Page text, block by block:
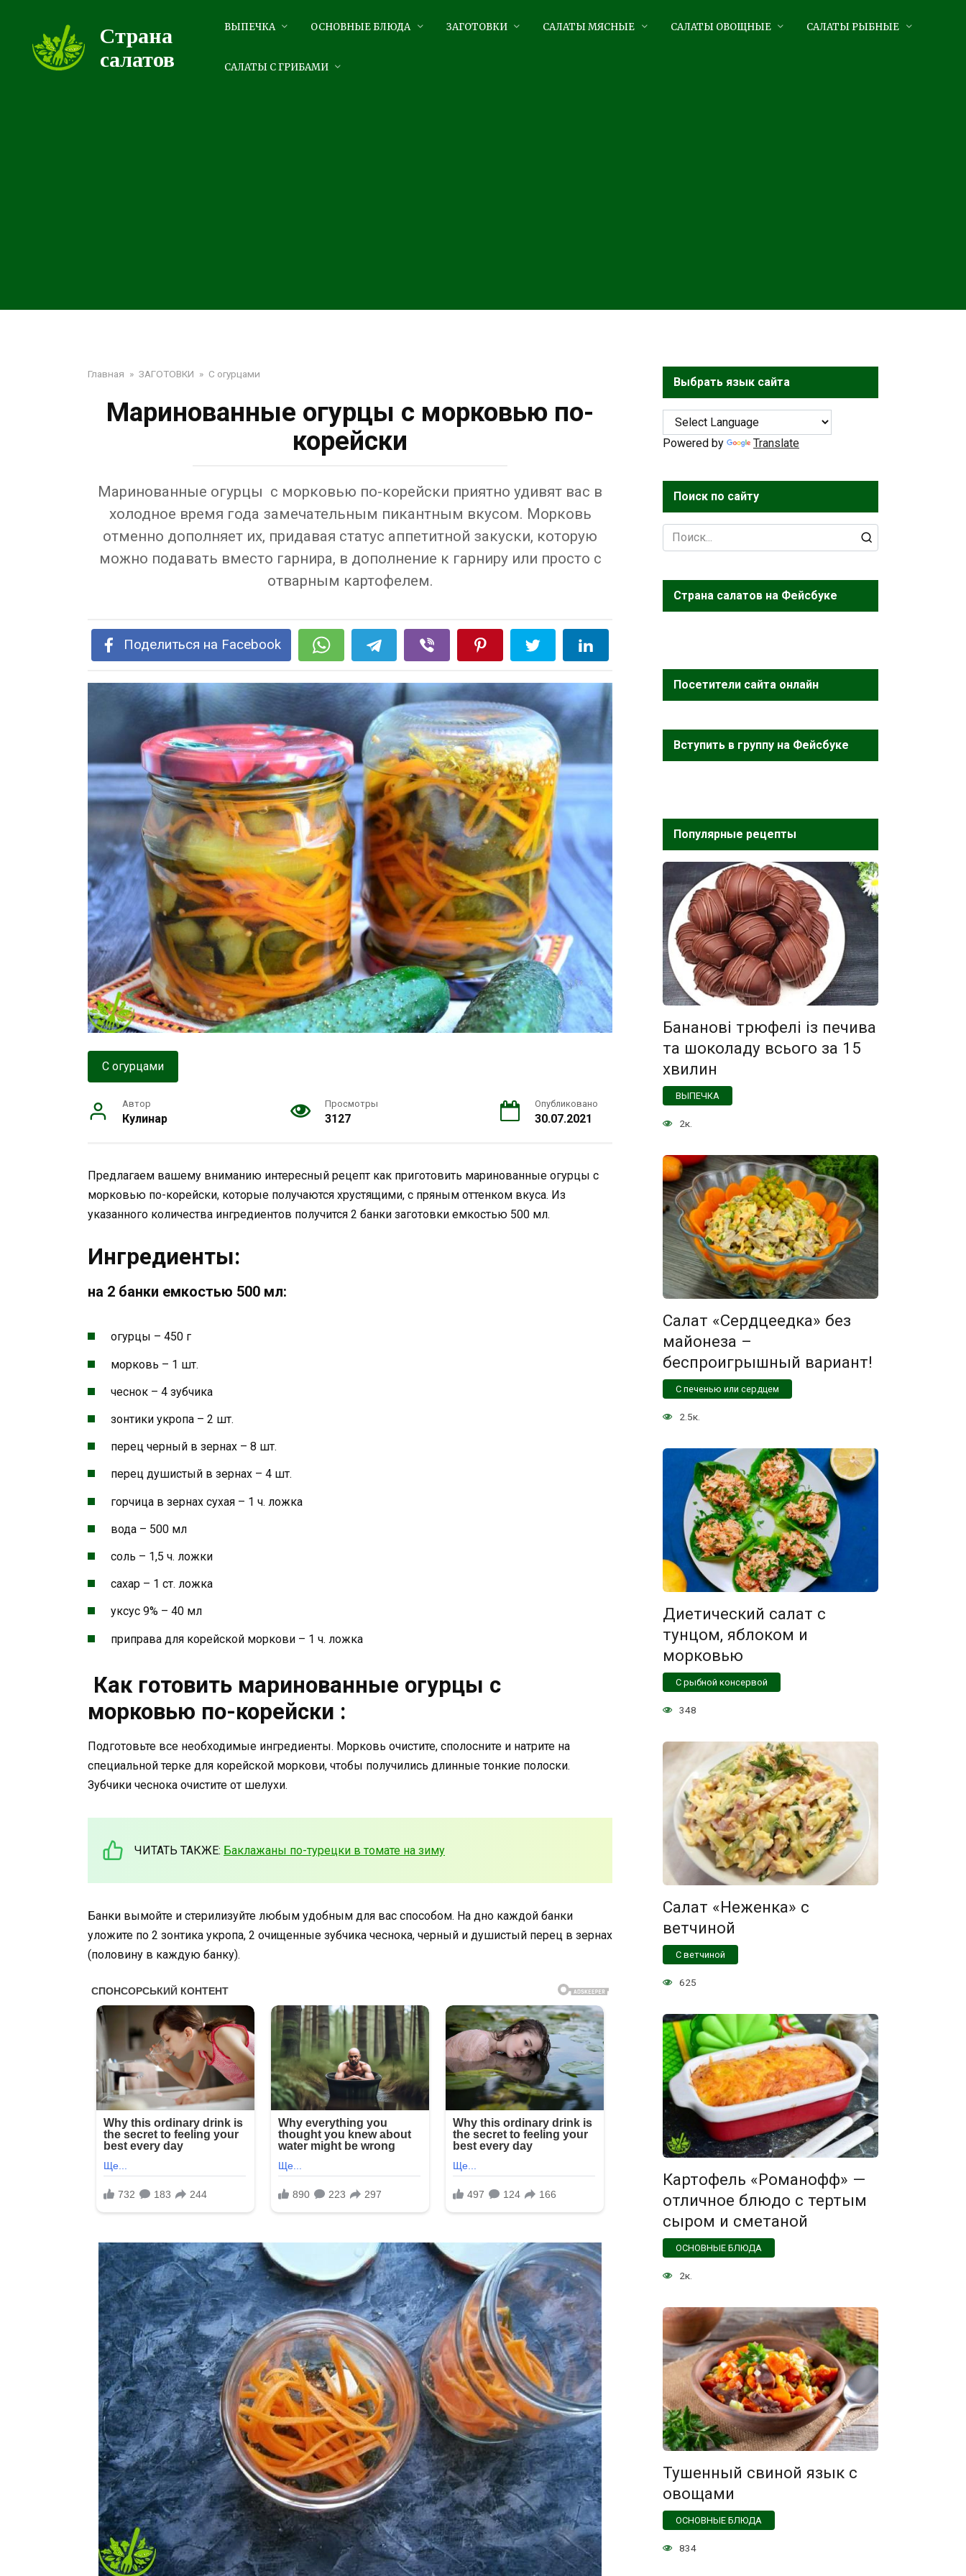
контенту
Страна
салатов
ВЫПЕЧКА ОСНОВНЫЕ БЛЮДА ЗАГОТОВКИ САЛАТЫ МЯСНЫЕ САЛАТЫ ОВОЩНЫЕ САЛАТЫ РЫБНЫЕ
САЛАТЫ С ГРИБАМИ
Главная » ЗАГОТОВКИ » С огурцами
Маринованные огурцы с морковью по-
корейски
Маринованные огурцы с морковью по-корейски приятно удивят вас в
холодное время года замечательным пикантным вкусом. Морковь
отменно дополняет их, придавая статус аппетитной закуски, которую
можно подавать вместо гарнира, в дополнение к гарниру или просто с
отварным картофелем.
Поделиться на Facebook
С огурцами
Автор
Кулинар
Просмотры
3127
Опубликовано
30.07.2021
Предлагаем вашему вниманию интересный рецепт как приготовить маринованные огурцы с
морковью по-корейски, которые получаются хрустящими, с пряным оттенком вкуса. Из
указанного количества ингредиентов получится 2 банки заготовки емкостью 500 мл.
Ингредиенты:
на 2 банки емкостью 500 мл:
огурцы – 450 г
морковь – 1 шт.
чеснок – 4 зубчика
зонтики укропа – 2 шт.
перец черный в зернах – 8 шт.
перец душистый в зернах – 4 шт.
горчица в зернах сухая – 1 ч. ложка
вода – 500 мл
соль – 1,5 ч. ложки
сахар – 1 ст. ложка
уксус 9% – 40 мл
приправа для корейской моркови – 1 ч. ложка
Как готовить маринованные огурцы с
морковью по-корейски :
Подготовьте все необходимые ингредиенты. Морковь очистите, сполосните и натрите на
специальной терке для корейской моркови, чтобы получились длинные тонкие полоски.
Зубчики чеснока очистите от шелухи.
ЧИТАТЬ ТАКЖЕ: Баклажаны по-турецки в томате на зиму
Банки вымойте и стерилизуйте любым удобным для вас способом. На дно каждой банки
уложите по 2 зонтика укропа, 2 очищенные зубчика чеснока, черный и душистый перец в зернах
(половину в каждую банку).
Выбрать язык сайта
Powered by Translate
Поиск по сайту
Search
for:
Страна салатов на Фейсбуке
Посетители сайта онлайн
Вступить в группу на Фейсбуке
Популярные рецепты
Бананові трюфелі із печива
та шоколаду всього за 15
хвилин
ВЫПЕЧКА
2к.
Салат «Сердцеедка» без
майонеза –
беспроигрышный вариант!
С печенью или сердцем
2.5к.
Диетический салат с
тунцом, яблоком и
морковью
С рыбной консервой
348
Салат «Неженка» с
ветчиной
С ветчиной
625
Картофель «Романофф» —
отличное блюдо с тертым
сыром и сметаной
ОСНОВНЫЕ БЛЮДА
2к.
Тушенный свиной язык с
овощами
ОСНОВНЫЕ БЛЮДА
834